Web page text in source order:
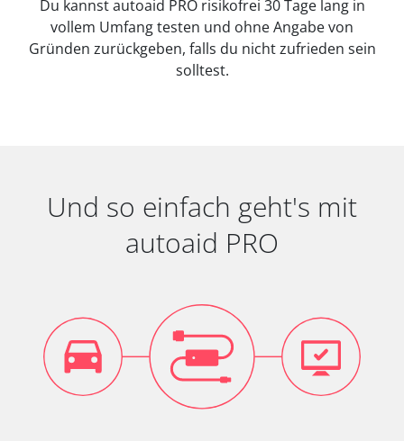
Du kannst autoaid PRO risikofrei 30 Tage lang in
vollem Umfang testen und ohne Angabe von
Gründen zurückgeben, falls du nicht zufrieden sein
solltest.
Und so einfach geht's mit
autoaid PRO